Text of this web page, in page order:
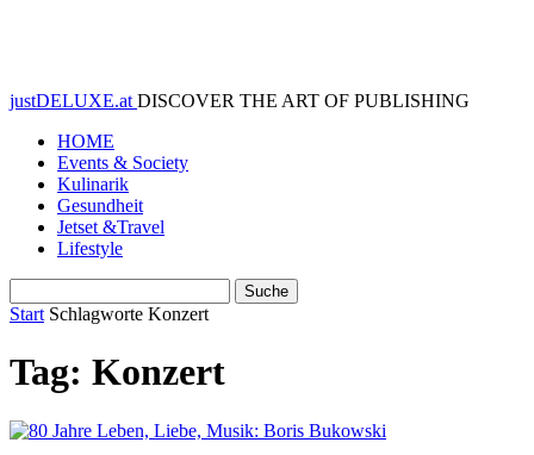
justDELUXE.at DISCOVER THE ART OF PUBLISHING
HOME
Events & Society
Kulinarik
Gesundheit
Jetset &Travel
Lifestyle
Start Schlagworte Konzert
Tag: Konzert